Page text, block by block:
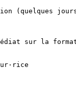
(quelques
sur la